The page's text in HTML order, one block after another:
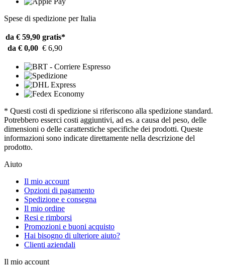
Spese di spedizione per Italia
da € 59,90 gratis*
da € 0,00 € 6,90
* Questi costi di spedizione si riferiscono alla spedizione standard.
Potrebbero esserci costi aggiuntivi, ad es. a causa del peso, delle
dimensioni o delle caratterstiche specifiche dei prodotti. Queste
informazioni sono indicate direttamente nella descrizione del
prodotto.
Aiuto
Il mio account
Opzioni di pagamento
Spedizione e consegna
Il mio ordine
Resi e rimborsi
Promozioni e buoni acquisto
Hai bisogno di ulteriore aiuto?
Clienti aziendali
Il mio account